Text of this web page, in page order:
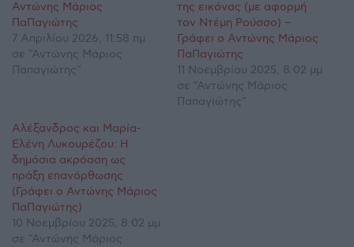
Αντώνης Μάριος
ΠαΠαγιώτης
7 Απριλίου 2026, 11:58 πμ
σε "Αντώνης Μάριος
Παπαγιώτης"
της εικόνας (με αφορμή
τον Ντέμη Ρούσσο) –
Γράφει ο Αντώνης Μάριος
ΠαΠαγιώτης
11 Νοεμβρίου 2025, 8:02 μμ
σε "Αντώνης Μάριος
Παπαγιώτης"
Αλέξανδρος και Μαρία-
Ελένη Λυκουρέζου: Η
δημόσια ακρόαση ως
πράξη επανόρθωσης
(Γράφει ο Αντώνης Μάριος
ΠαΠαγιώτης)
10 Νοεμβρίου 2025, 8:02 μμ
σε "Αντώνης Μάριος